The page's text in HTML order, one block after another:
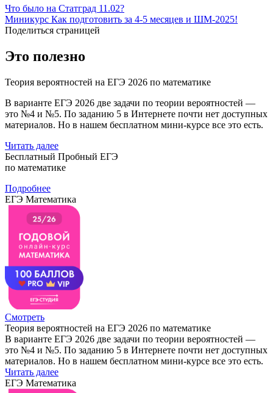
Что было на Статград 11.02?
Миникурс Как подготовить за 4-5 месяцев и ШМ-2025!
Поделиться страницей
Это полезно
Теория вероятностей на ЕГЭ 2026 по математике
В варианте ЕГЭ 2026 две задачи по теории вероятностей —
это №4 и №5. По заданию 5 в Интернете почти нет доступных
материалов. Но в нашем бесплатном мини-курсе все это есть.
Читать далее
Бесплатный Пробный ЕГЭ
по математике
Подробнее
ЕГЭ Математика
Смотреть
Теория вероятностей на ЕГЭ 2026 по математике
В варианте ЕГЭ 2026 две задачи по теории вероятностей —
это №4 и №5. По заданию 5 в Интернете почти нет доступных
материалов. Но в нашем бесплатном мини-курсе все это есть.
Читать далее
ЕГЭ Математика